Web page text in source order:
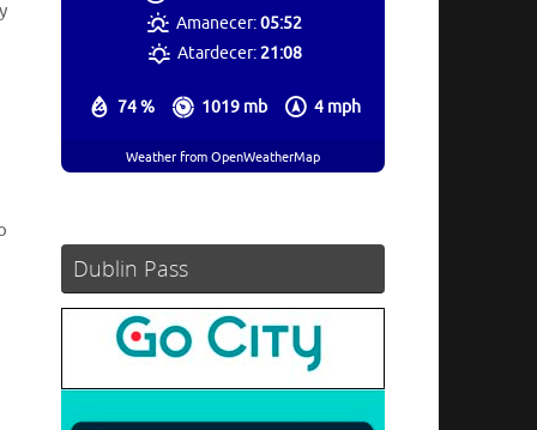
74 % 1019 mb 4 mph
Amanecer:05:52
Atardecer:21:08
Weather from OpenWeatherMap
Dublin Pass